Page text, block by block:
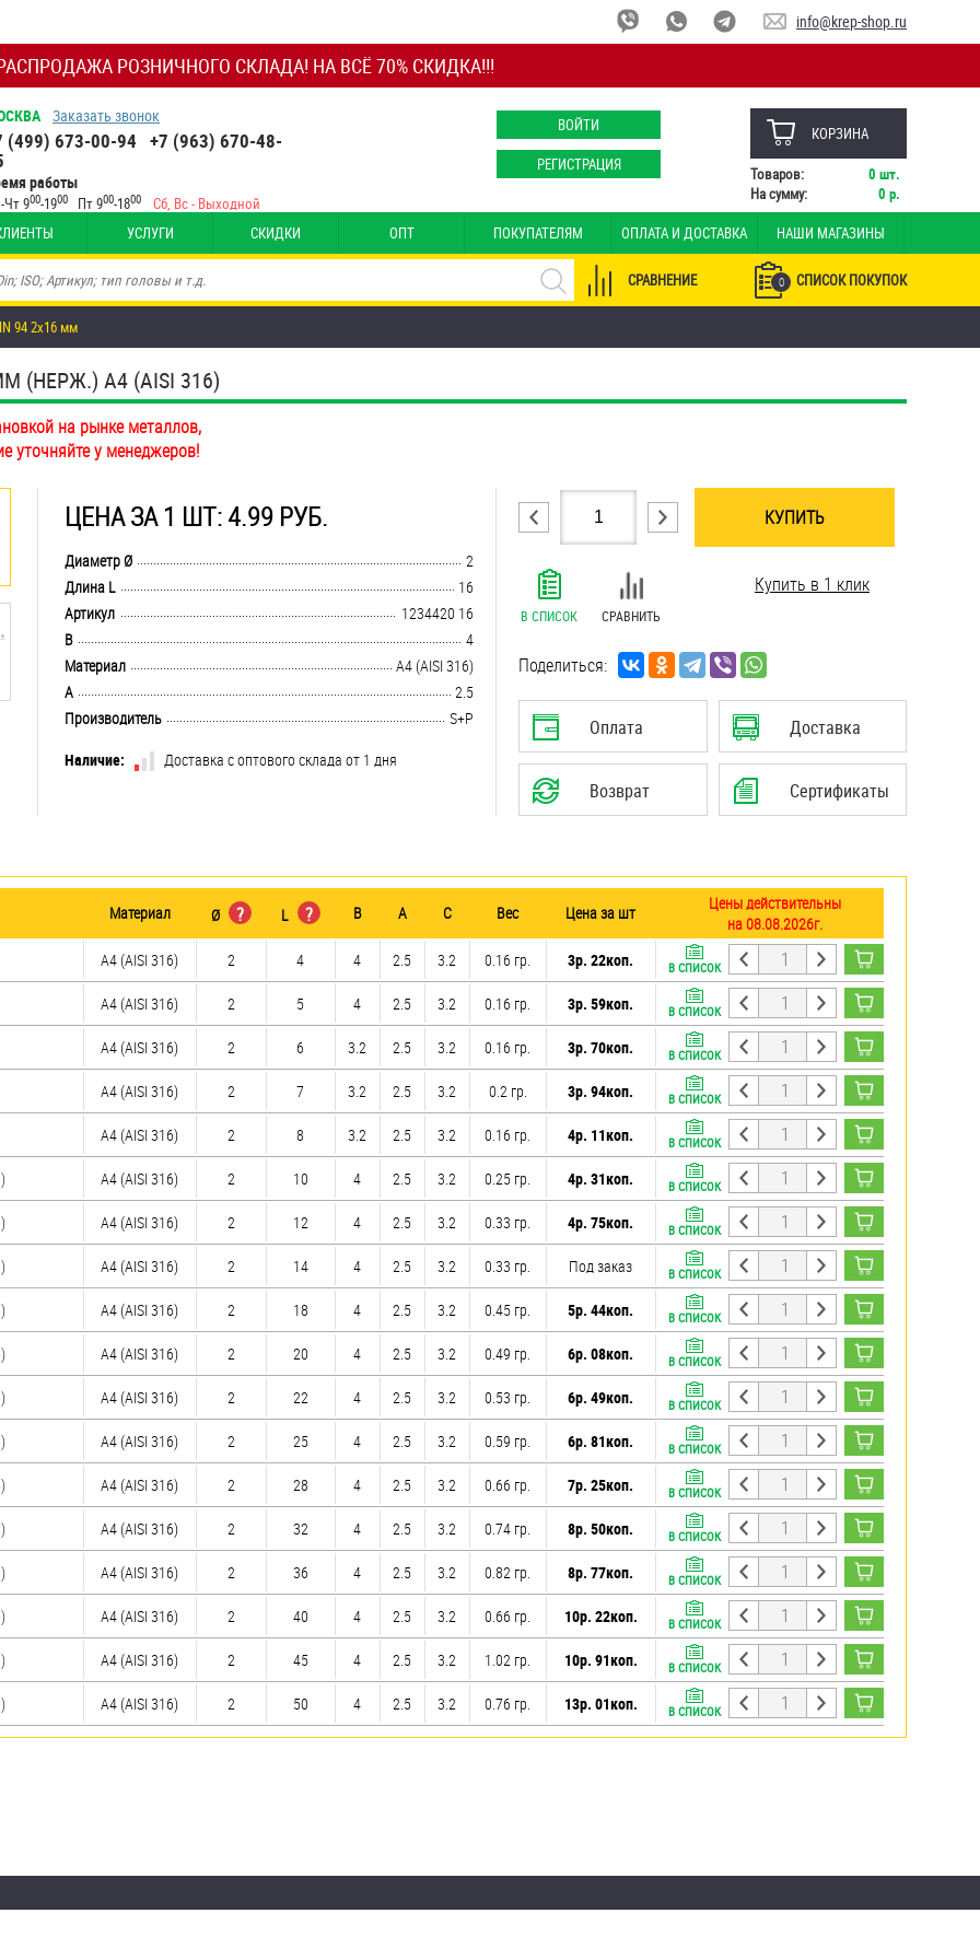
РОЗНИЧНОГО СКЛАДА! НА ВСЁ 70% СКИДКА!!!
info@krep-shop.ru
Заказать звонок
(499) 673-00-94 +7 (963) 670-48-
работы
Чт 900-1900 Пт 900-1800 Сб, Вс - Выходной
ВОЙТИ
РЕГИСТРАЦИЯ
КОРЗИНА
Товаров: 0 шт.
На сумму:
0 р.
УСЛУГИ СКИДКИ ОПТ ПОКУПАТЕЛЯМ ОПЛАТА И ДОСТАВКА НАШИ МАГАЗИНЫ
0 СПИСОК ПОКУПОК
СРАВНЕНИЕ
94 2х16 мм
(НЕРЖ.) A4 (AISI 316)
на рынке металлов,
уточняйте у менеджеров!
ЦЕНА ЗА 1 ШТ: 4.99 РУБ.
........................................................................................................................................................................................................
Диаметр Ø
2
........................................................................................................................................................................................................
Длина L
16
........................................................................................................................................................................................................
Артикул
1234420 16
........................................................................................................................................................................................................
B
4
........................................................................................................................................................................................................
Материал
A4 (AISI 316)
........................................................................................................................................................................................................
A
2.5
........................................................................................................................................................................................................
Производитель
S+P
Наличие:
Доставка с оптового склада от 1 дня
КУПИТЬ
В СПИСОК СРАВНИТЬ
Купить в 1 клик
Поделиться:
Оплата Доставка
Возврат Сертификаты
Материал Ø ? L ? B A C Вес Цена за шт
Цены действительны
на 08.08.2026г.
A4 (AISI 316) 2 4 4 2.5 3.2 0.16 гр. 3р. 22коп. В СПИСОК
A4 (AISI 316) 2 5 4 2.5 3.2 0.16 гр. 3р. 59коп. В СПИСОК
A4 (AISI 316) 2 6 3.2 2.5 3.2 0.16 гр. 3р. 70коп. В СПИСОК
A4 (AISI 316) 2 7 3.2 2.5 3.2 0.2 гр. 3р. 94коп. В СПИСОК
A4 (AISI 316) 2 8 3.2 2.5 3.2 0.16 гр. 4р. 11коп. В СПИСОК
A4 (AISI 316) 2 10 4 2.5 3.2 0.25 гр. 4р. 31коп. В СПИСОК
A4 (AISI 316) 2 12 4 2.5 3.2 0.33 гр. 4р. 75коп. В СПИСОК
A4 (AISI 316) 2 14 4 2.5 3.2 0.33 гр. Под заказ В СПИСОК
A4 (AISI 316) 2 18 4 2.5 3.2 0.45 гр. 5р. 44коп. В СПИСОК
A4 (AISI 316) 2 20 4 2.5 3.2 0.49 гр. 6р. 08коп. В СПИСОК
A4 (AISI 316) 2 22 4 2.5 3.2 0.53 гр. 6р. 49коп. В СПИСОК
A4 (AISI 316) 2 25 4 2.5 3.2 0.59 гр. 6р. 81коп. В СПИСОК
A4 (AISI 316) 2 28 4 2.5 3.2 0.66 гр. 7р. 25коп. В СПИСОК
A4 (AISI 316) 2 32 4 2.5 3.2 0.74 гр. 8р. 50коп. В СПИСОК
A4 (AISI 316) 2 36 4 2.5 3.2 0.82 гр. 8р. 77коп. В СПИСОК
A4 (AISI 316) 2 40 4 2.5 3.2 0.66 гр. 10р. 22коп. В СПИСОК
A4 (AISI 316) 2 45 4 2.5 3.2 1.02 гр. 10р. 91коп. В СПИСОК
A4 (AISI 316) 2 50 4 2.5 3.2 0.76 гр. 13р. 01коп. В СПИСОК